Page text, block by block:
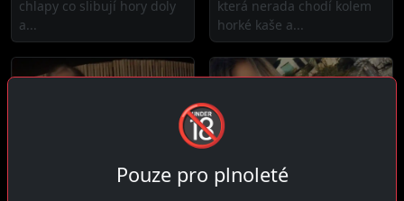
chlapy co slibují hory doly
a...
která nerada chodí kolem
horké kaše a...
🔞
Pouze pro plnoleté